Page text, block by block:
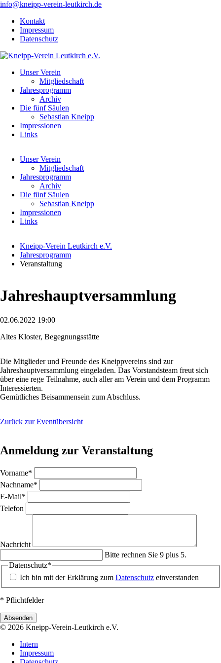
info@kneipp-verein-leutkirch.de
überspringen
Kontakt
Impressum
Datenschutz
überspringenUnser Verein
Mitgliedschaft
Jahresprogramm
Archiv
Die fünf Säulen
Sebastian Kneipp
Impressionen
Links
überspringenUnser Verein
Mitgliedschaft
Jahresprogramm
Archiv
Die fünf Säulen
Sebastian Kneipp
Impressionen
Links
Kneipp-Verein Leutkirch e.V.
Jahresprogramm
Veranstaltung
Jahreshauptversammlung
02.06.2022 19:00
Altes Kloster, Begegnungsstätte
Die Mitglieder und Freunde des Kneippvereins sind zur
Jahreshauptversammlung eingeladen. Das Vorstandsteam freut sich
über eine rege Teilnahme, auch aller am Verein und dem Programm
Interessierten.
Gemütliches Beisammensein zum Abschluss.
Zurück zur Eventübersicht
Anmeldung zur Veranstaltung
Pflichtfeld
Vorname*
Pflichtfeld
Nachname*
Pflichtfeld
E-Mail*
Telefon
Nachricht
Bitte rechnen Sie 9 plus 5.
Pflichtfeld
Datenschutz*
Ich bin mit der Erklärung zum Datenschutz einverstanden
* Pflichtfelder
Absenden
© 2026 Kneipp-Verein-Leutkirch e.V.
überspringen
Intern
Impressum